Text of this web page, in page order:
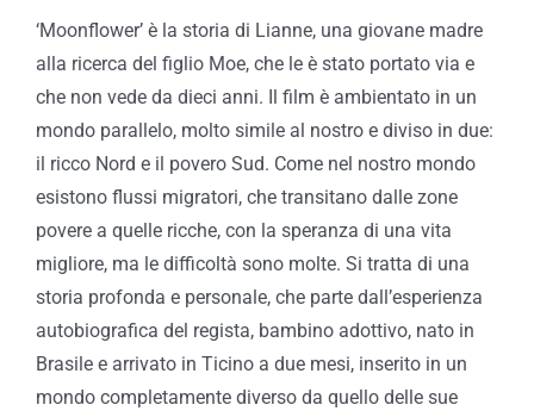
‘Moonflower’ è la storia di Lianne, una giovane madre
alla ricerca del figlio Moe, che le è stato portato via e
che non vede da dieci anni. Il film è ambientato in un
mondo parallelo, molto simile al nostro e diviso in due:
il ricco Nord e il povero Sud. Come nel nostro mondo
esistono flussi migratori, che transitano dalle zone
povere a quelle ricche, con la speranza di una vita
migliore, ma le difficoltà sono molte. Si tratta di una
storia profonda e personale, che parte dall’esperienza
autobiografica del regista, bambino adottivo, nato in
Brasile e arrivato in Ticino a due mesi, inserito in un
mondo completamente diverso da quello delle sue